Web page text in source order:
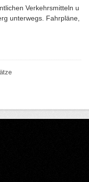
Verkehrsmitteln u
unterwegs. Fahrpläne,